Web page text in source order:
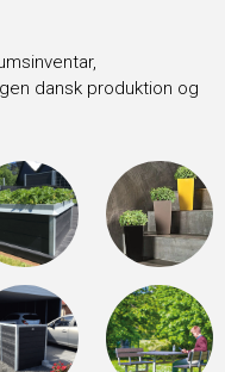
dansk produktion og